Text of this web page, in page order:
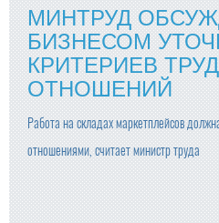
МИНТРУД
БИЗНЕСОМ
КРИТЕРИЕВ
ОТНОШЕНИЙ
Работа на складах маркетплейсов
отношениями, считает министр труда